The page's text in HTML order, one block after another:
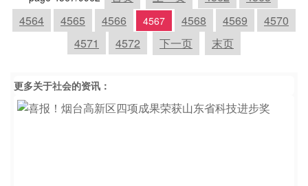
4564
4565 4566 4567 4568 4569
4570
4571
4572 下一页 末页
更多关于社会的资讯：